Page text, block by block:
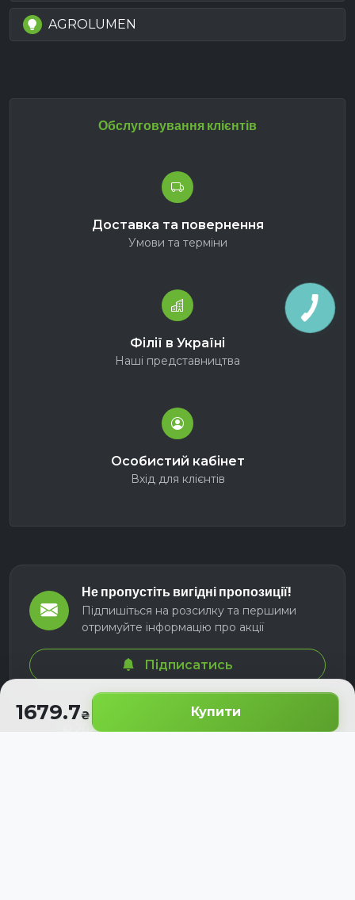
1679.7 Купити
AGROLUMEN
Обслуговування клієнтів
Доставка та повернення
Умови та терміни
Філії в Україні
Наші представництва
Особистий кабінет
Вхід для клієнтів
Не пропустіть вигідні пропозиції!
Підпишіться на розсилку та першими
отримуйте інформацію про акції
Підписатись
© 2026 СЕЛМ АГРО. Всі права захищені.